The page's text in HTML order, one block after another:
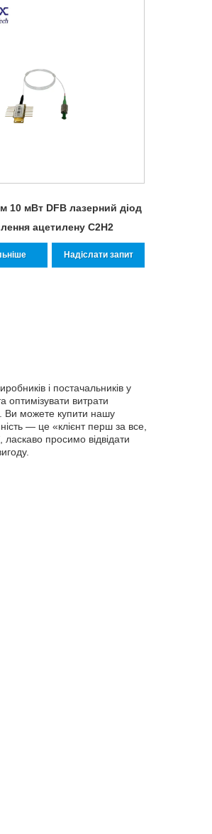
10 мВт DFB лазерний діод
ацетилену C2H2
Надіслати запит
і постачальників у
оптимізувати витрати
Ви можете купити нашу
— це «клієнт перш за все,
просимо відвідати